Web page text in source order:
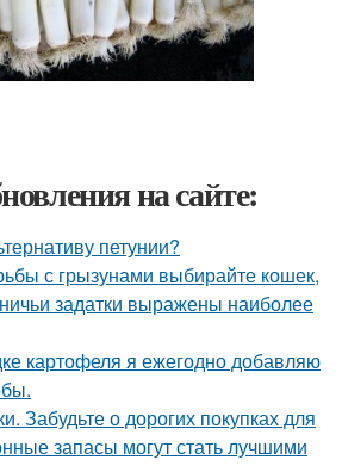
на сайте:
петунии?
с грызунами выбирайте кошек,
задатки выражены наиболее
картофеля я ежегодно добавляю
Забудьте о дорогих покупках для
запасы могут стать лучшими